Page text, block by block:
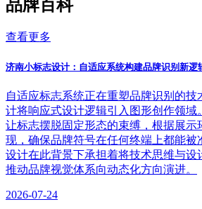
品牌百科
查看更多
济南小标志设计：自适应系统构建品牌识别新逻
自适应标志系统正在重塑品牌识别的
计将响应式设计逻辑引入图形创作领域
让标志摆脱固定形态的束缚，根据展示
现，确保品牌符号在任何终端上都能被
设计在此背景下承担着将技术思维与设
推动品牌视觉体系向动态化方向演进。
2026-07-24